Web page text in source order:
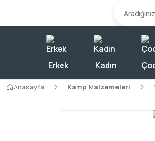
Erkek Kadın
Anasayfa Kamp Malzemeleri